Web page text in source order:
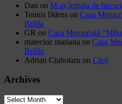
Dan on M-aș îmbăta de
Teunis IJdens on Casa
Brăila
GR on Casa Memorială
mateciuc mariana on Casa
Brăila
Adrian Ciubotaru on Cărți
Archives
Archives